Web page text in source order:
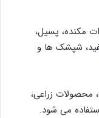
مکنده، پسیل،
شپشک ها و
محصولات زراعی،
می شود.